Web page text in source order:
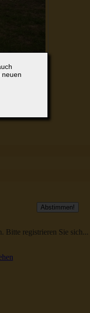
neuen
Bitte registrieren Sie sich...